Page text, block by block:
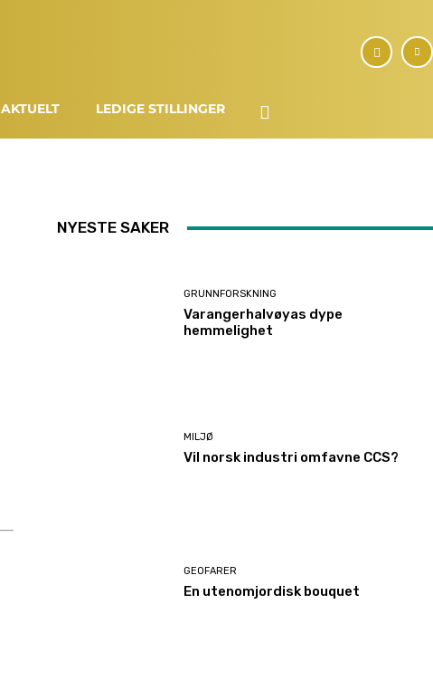
AKTUELT LEDIGE STILLINGER
NYESTE SAKER
GRUNNFORSKNING
Varangerhalvøyas dype
hemmelighet
MILJØ
Vil norsk industri omfavne CCS?
GEOFARER
En utenomjordisk bouquet